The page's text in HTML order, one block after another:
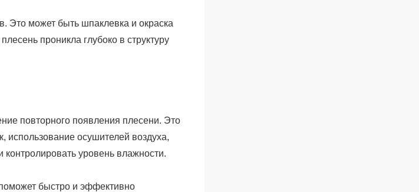
Это может быть шпаклевка и окраска
проникла глубоко в структуру
повторного появления плесени. Это
осушителей воздуха,
уровень влажности.
быстро и эффективно